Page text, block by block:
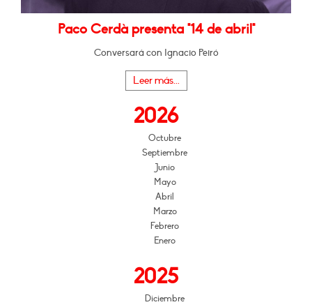
Paco Cerdà presenta "14 de abril"
Conversará con Ignacio Peiró
Leer más...
2026
Octubre
Septiembre
Junio
Mayo
Abril
Marzo
Febrero
Enero
2025
Diciembre